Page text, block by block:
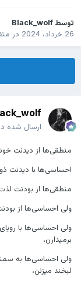
توسط Black_wolf
26 خرداد، 2024
در
ارسال شده
منطقى‌ها از ديدنت
احساسی‌ها با ديدنت
منطقى‌ها از بودنت
ولى احساسی‌ها از
ولى احساسی‌ها با
برميدارن،
ولى احساسی‌ها به
لبخند میزنن،